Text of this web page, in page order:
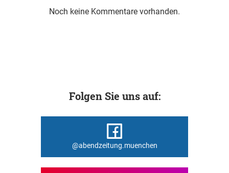
Noch keine Kommentare vorhanden.
Folgen Sie uns auf:
@abendzeitung.muenchen